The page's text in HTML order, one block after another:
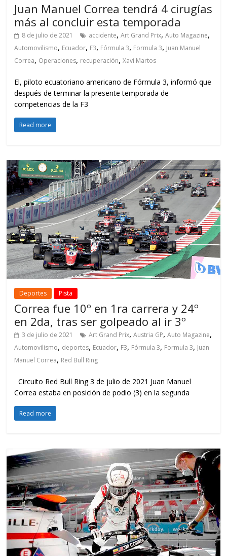
Juan Manuel Correa tendrá 4 cirugías
más al concluir esta temporada
8 de julio de 2021 accidente,Art Grand Prix,Auto Magazine,
Automovilismo, Ecuador, F3, Fórmula 3, Formula 3, Juan Manuel
Correa, Operaciones, recuperación,Xavi Martos
El, piloto ecuatoriano americano de Fórmula 3, informó que
después de terminar la presente temporada de
competencias de la F3
Read more
Deportes Pista
Correa fue 10º en 1ra carrera y 24º
en 2da, tras ser golpeado al ir 3º
3 de julio de 2021 Art Grand Prix,Austria GP,Auto Magazine,
Automovilismo, deportes, Ecuador, F3, Fórmula 3, Formula 3, Juan
Manuel Correa, Red Bull Ring
Circuito Red Bull Ring 3 de julio de 2021 Juan Manuel
Correa estaba en posición de podio (3) en la segunda
Read more